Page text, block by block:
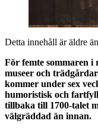
Detta innehåll är äldre
För femte sommaren
museer och
kommer under sex
humoristisk och
tillbaka till 1700-talet
välgräddad än innan.